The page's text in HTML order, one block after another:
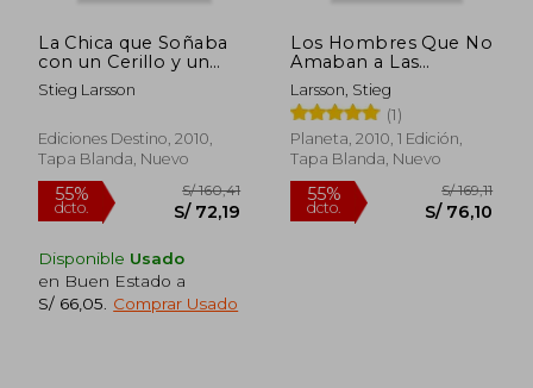
La Chica que Soñaba
con un Cerillo y un
Galon de Gasolina
Stieg Larsson
Ediciones Destino, 2010,
Tapa Blanda, Nuevo
Disponible Usado
en Buen Estado a
S/ 66,05
Comprar Usado
Los Hombres Que No
Amaban a Las
Mujeres (Serie
Millennium 1): The Girl
with the Dragon
Tattoo
Larsson, Stieg
(1)
Planeta, 2010, 1 Edición,
Tapa Blanda, Nuevo